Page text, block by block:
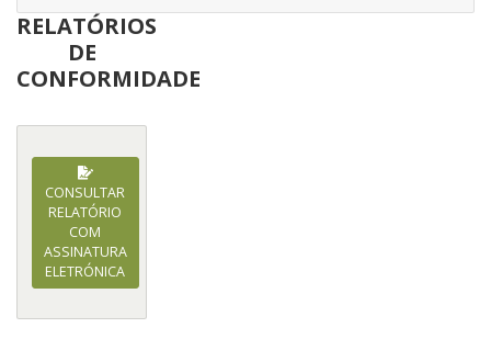
RELATÓRIOS
DE
CONFORMIDADE
CONSULTAR
RELATÓRIO
COM
ASSINATURA
ELETRÓNICA